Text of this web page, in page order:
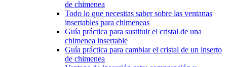
de chimenea
Todo lo que necesitas saber sobre las ventanas
insertables para chimeneas
Guía práctica para sustituir el cristal de una
chimenea insertable
Guía práctica para cambiar el cristal de un inserto
de chimenea